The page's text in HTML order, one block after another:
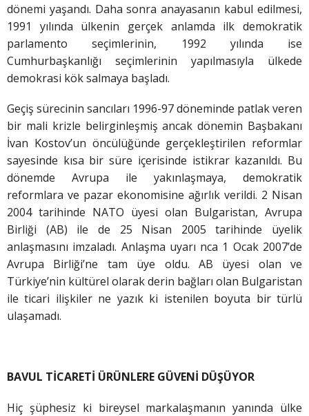
dönemi yaşandı. Daha sonra anayasanın kabul edilmesi,
1991 yılında ülkenin gerçek anlamda ilk demokratik
parlamento seçimlerinin, 1992 yılında ise
Cumhurbaşkanlığı seçimlerinin yapılmasıyla ülkede
demokrasi kök salmaya başladı.
Geçiş sürecinin sancıları 1996-97 döneminde patlak veren
bir mali krizle belirginleşmiş ancak dönemin Başbakanı
İvan Kostov’un öncülüğünde gerçekleştirilen reformlar
sayesinde kısa bir süre içerisinde istikrar kazanıldı. Bu
dönemde Avrupa ile yakınlaşmaya, demokratik
reformlara ve pazar ekonomisine ağırlık verildi. 2 Nisan
2004 tarihinde NATO üyesi olan Bulgaristan, Avrupa
Birliği (AB) ile de 25 Nisan 2005 tarihinde üyelik
anlaşmasını imzaladı. Anlaşma uyarı nca 1 Ocak 2007’de
Avrupa Birliği’ne tam üye oldu. AB üyesi olan ve
Türkiye’nin kültürel olarak derin bağları olan Bulgaristan
ile ticari ilişkiler ne yazık ki istenilen boyuta bir türlü
ulaşamadı.
BAVUL TİCARETİ ÜRÜNLERE GÜVENİ DÜŞÜYOR
Hiç şüphesiz ki bireysel markalaşmanın yanında ülke